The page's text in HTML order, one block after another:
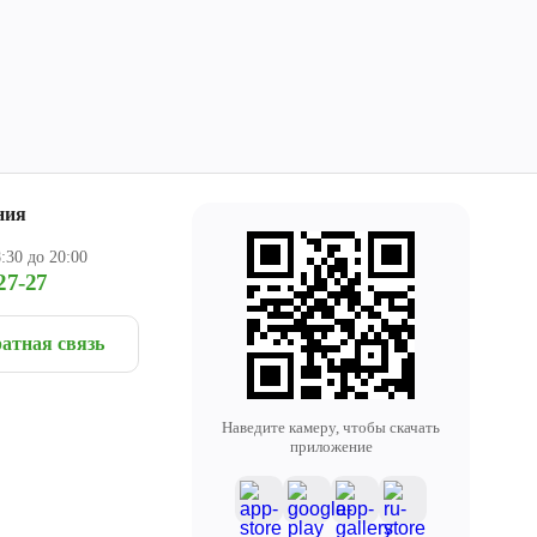
до 20:00
27
связь
Наведите камеру, чтобы скачать
приложение